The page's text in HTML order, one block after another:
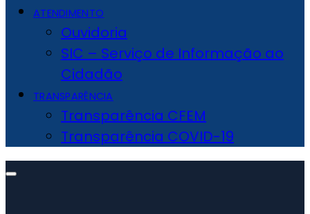
ATENDIMENTO
Ouvidoria
SIC – Serviço de Informação ao
Cidadão
TRANSPARÊNCIA
Transparência CFEM
Transparência COVID-19